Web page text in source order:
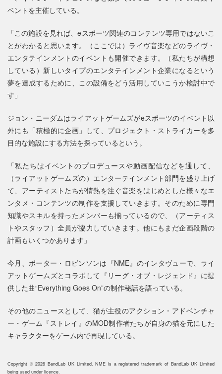
ベントを主催している。
「この施設を見れば、eスポーツ関連のコンテンツ専用ではないこ
とがわかると思います。（ここでは）ライヴ音楽などのライヴ・
エンタテインメントのイベントも開催できます。（私たちが構想
している）新しいタイプのエンタテインメント企業になるという
夢を達成するために、この設備をどう活用していこうか検討中で
す」
ジョン・ニーダムはライアットゲームズがeスポーツのイベント以
外にも「積極的に企画」して、プロジェクト・ストライカーを多
目的な施設にする方法を探っているという。
「私たちはイベントのプロデュースや動画配信などを通して、
（ライアットゲームズの）エンターテインメント部門を盛り上げ
て、アーティストたちが情熱を注ぐ音楽をはじめとした様々なエ
ンタメ・コンテンツの制作を支援していきます。そのために専門
知識やスキルを持ったメンバーも揃っているので、（アーティス
トやスタッフ）全員が協力していきます。他にもまだ企画段階の
計画もいくつかあります」
今月、ポーター・ロビンソンは『NME』のインタヴューで、ライ
アットゲームズとコラボして『リーグ・オブ・レジェンド』に提
供した曲“Everything Goes On”の制作秘話を語っている。
その他のニュースとして、猫が主役のアクション・アドベンチャ
ー・ゲーム『ストレイ』のMOD制作者たちが自身の猫を元にした
キャラクターをゲーム内で再現している。
Copyright © 2026 BandLab UK Limited. NME is a registered trademark of BandLab UK Limited
being used under licence.